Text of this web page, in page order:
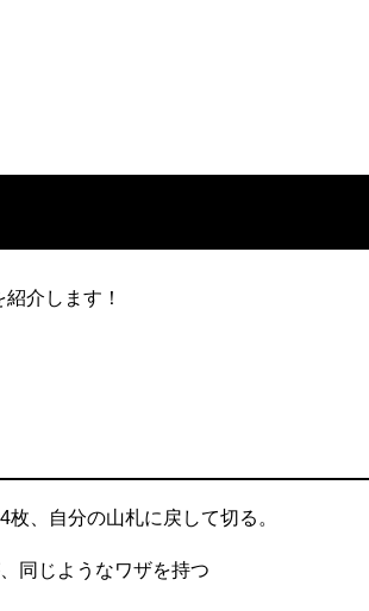
介します！
、自分の山札に戻して切る。
同じようなワザを持つ